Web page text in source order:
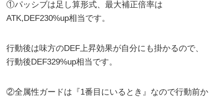
①パッシブは足し算形式、最大補正倍率は
ATK,DEF230%up相当です。
行動後は味方のDEF上昇効果が自分にも掛かるので、
行動後DEF329%up相当です。
②全属性ガードは『1番目にいるとき』なので行動前か